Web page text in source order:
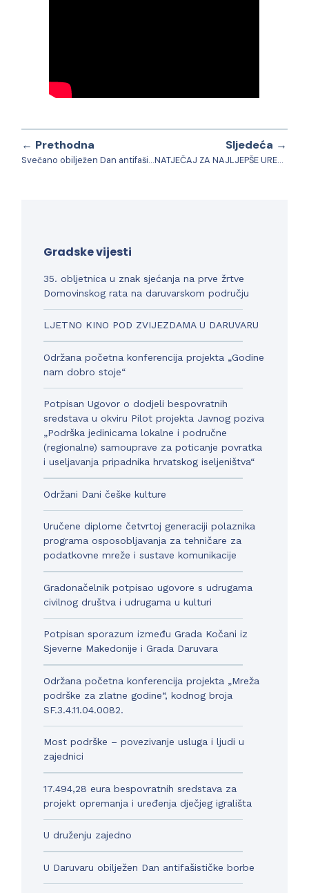
← Prethodna
Svečano obilježen Dan antifašističke borbe
Sljedeća →
NATJEČAJ ZA NAJLJEPŠE UREĐENU OKUĆNICU I BALKON “Oliverin cvijet” 2024.
Gradske vijesti
35. obljetnica u znak sjećanja na prve žrtve
Domovinskog rata na daruvarskom području
LJETNO KINO POD ZVIJEZDAMA U DARUVARU
Održana početna konferencija projekta „Godine
nam dobro stoje“
Potpisan Ugovor o dodjeli bespovratnih
sredstava u okviru Pilot projekta Javnog poziva
„Podrška jedinicama lokalne i područne
(regionalne) samouprave za poticanje povratka
i useljavanja pripadnika hrvatskog iseljeništva“
Održani Dani češke kulture
Uručene diplome četvrtoj generaciji polaznika
programa osposobljavanja za tehničare za
podatkovne mreže i sustave komunikacije
Gradonačelnik potpisao ugovore s udrugama
civilnog društva i udrugama u kulturi
Potpisan sporazum između Grada Kočani iz
Sjeverne Makedonije i Grada Daruvara
Održana početna konferencija projekta „Mreža
podrške za zlatne godine“, kodnog broja
SF.3.4.11.04.0082.
Most podrške – povezivanje usluga i ljudi u
zajednici
17.494,28 eura bespovratnih sredstava za
projekt opremanja i uređenja dječjeg igrališta
U druženju zajedno
U Daruvaru obilježen Dan antifašističke borbe